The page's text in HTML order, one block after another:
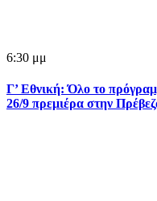
6:30 μμ
Γ’ Εθνική: Όλο το
26/9 πρεμιέρα στην